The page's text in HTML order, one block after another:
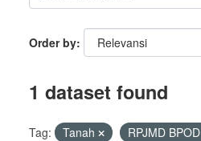
Order by
1 dataset found
Tag: Tanah RPJMD BPOD